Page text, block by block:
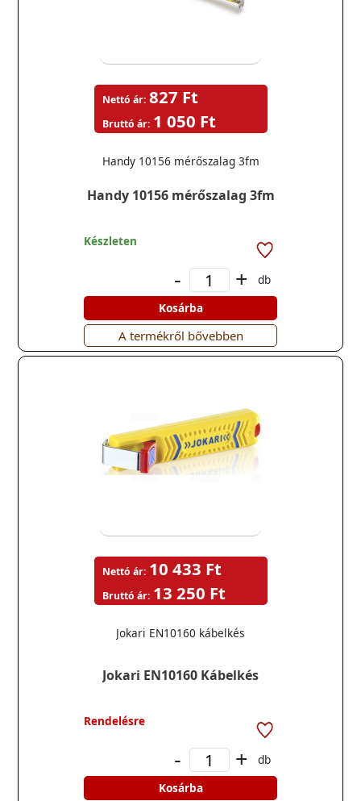
Handy 10156 mérőszalag 3fm
Handy 10156 mérőszalag 3fm
Nettó ár: 827 Ft
Bruttó ár: 1 050 Ft
Készleten
- +
db
Kosárba
A termékről bővebben
Jokari EN10160 Kábelkés
Jokari EN10160 kábelkés
Nettó ár: 10 433 Ft
Bruttó ár: 13 250 Ft
Rendelésre
- +
db
Kosárba